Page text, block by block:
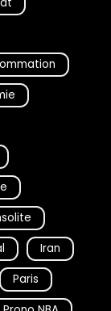
Iran
Paris